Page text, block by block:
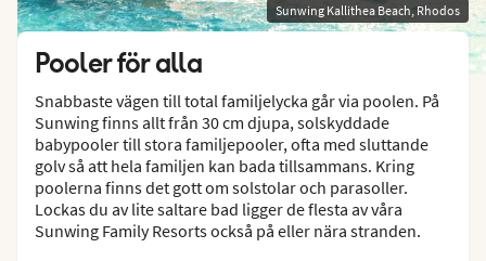
Sunwing Kallithea Beach, Rhodos
Pooler för alla
Snabbaste vägen till total familjelycka går via poolen. På
Sunwing finns allt från 30 cm djupa, solskyddade
babypooler till stora familjepooler, ofta med sluttande
golv så att hela familjen kan bada tillsammans. Kring
poolerna finns det gott om solstolar och parasoller.
Lockas du av lite saltare bad ligger de flesta av våra
Sunwing Family Resorts också på eller nära stranden.